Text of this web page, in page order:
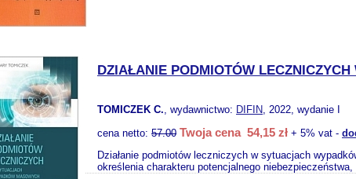
DZIAŁANIE PODMIOTÓW
TOMICZEK C., wydawnictwo: DIFIN, 2022, wydanie I
cena netto: 57.00 Twoja cena 54,15 zł + 5% vat -
Działanie podmiotów leczniczych w sytuacjach
określenia charakteru potencjalnego